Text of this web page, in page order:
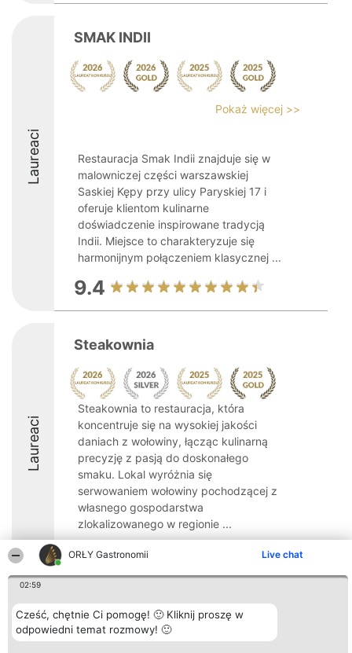
ORŁY Gastronomii Live chat
02:59
Cześć, chętnie Ci pomogę! 🙂 Kliknij proszę w
odpowiedni temat rozmowy! 🙂
Laureaci
SMAK INDII
Pokaż więcej >>
Restauracja Smak Indii znajduje się w
malowniczej części warszawskiej
Saskiej Kępy przy ulicy Paryskiej 17 i
oferuje klientom kulinarne
doświadczenie inspirowane tradycją
Indii. Miejsce to charakteryzuje się
harmonijnym połączeniem klasycznej ...
9.4
Laureaci
Steakownia
Steakownia to restauracja, która
koncentruje się na wysokiej jakości
daniach z wołowiny, łącząc kulinarną
precyzję z pasją do doskonałego
smaku. Lokal wyróżnia się
serwowaniem wołowiny pochodzącej z
własnego gospodarstwa
zlokalizowanego w regionie ...
9
Organizator plebiscytu
Bright Side Solutions sp. z o.
o. sp. k.
ul. Ruska 22
Plebiscyt
Laureaci
Lista
wszystkich
Kontakt